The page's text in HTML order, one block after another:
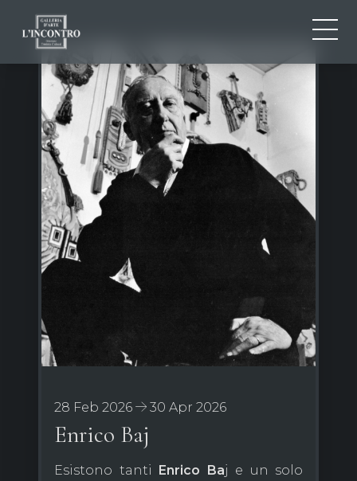
ABOUT US
NEWS AND EVENTS
ARTISTS AND WORKS
EXHIBITIONS
CONTACTS
28 Feb 2026 30 Apr 2026
Enrico Baj
Esistono tanti Enrico Baj e un solo